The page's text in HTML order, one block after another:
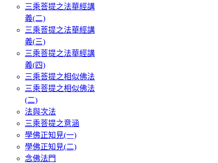
三乘菩提之法華經講
義(二)
三乘菩提之法華經講
義(三)
三乘菩提之法華經講
義(四)
三乘菩提之相似佛法
三乘菩提之相似佛法
(二)
法與次法
三乘菩提之意涵
學佛正知見(一)
學佛正知見(二)
念佛法門